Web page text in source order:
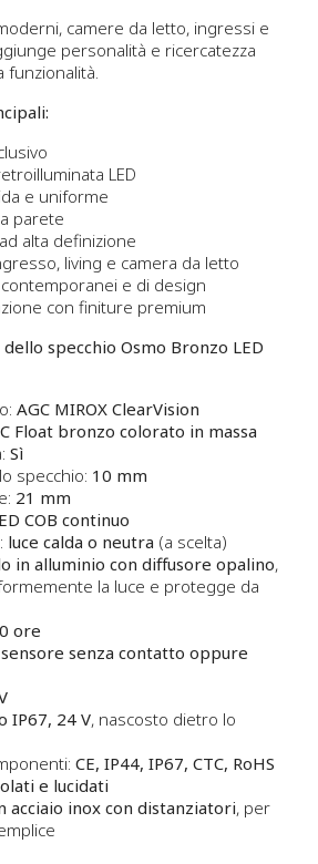
camere da letto, ingressi e
personalità e ricercatezza
funzionalità.
LED
e uniforme
parete
alta definizione
living e camera da letto
e di design
con finiture premium
specchio Osmo Bronzo LED
AGC MIROX ClearVision
Float bronzo colorato in massa
Sì
specchio: 10 mm
21 mm
COB continuo
luce calda o neutra (a scelta)
in alluminio con diffusore opalino,
la luce e protegge da
ore
senza contatto oppure
IP67, 24 V, nascosto dietro lo
CE, IP44, IP67, CTC, RoHS
e lucidati
acciaio inox con distanziatori, per